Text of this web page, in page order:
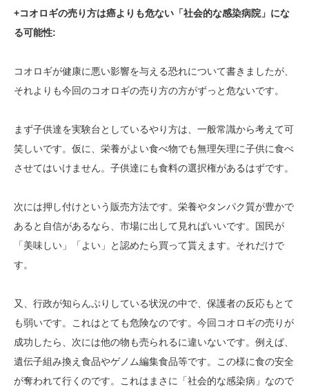
+コオロギの売り方は癌よりも危ない「社会的な感染病院」にな
る可能性:
コオロギが健康に悪い影響を与える恐れについて書きましたが、
それよりも今回のコオロギの売り方の方がずっと危ないです。
まず子供達を実験台としているやり方は、一般常識から考えて可
笑しいです。仮に、栄養がよい食べ物でも無理矢理に子供に食べ
させてはいけません。子供達にも食料の選択権があるはずです。
次には押し付けという販売方法です。栄養やタンパク質が豊かで
あると自信があるなら、市場に出して見ればいいです。国民が
「美味しい」「よい」と認めたら買って貰えます。それだけで
す。
又、行政が知らんぷりしている状況の中で、保護者の反応もとて
も弱いです。これはとても危険なのです。今回コオロギの売りが
成功したら、次には他の物も売られるに違いないです。例えば、
遺伝子組み換え食品やゲノム編集食品等です。この様に食の安全
が奪われて行くのです。これはまさに「社会的な感染病」なので